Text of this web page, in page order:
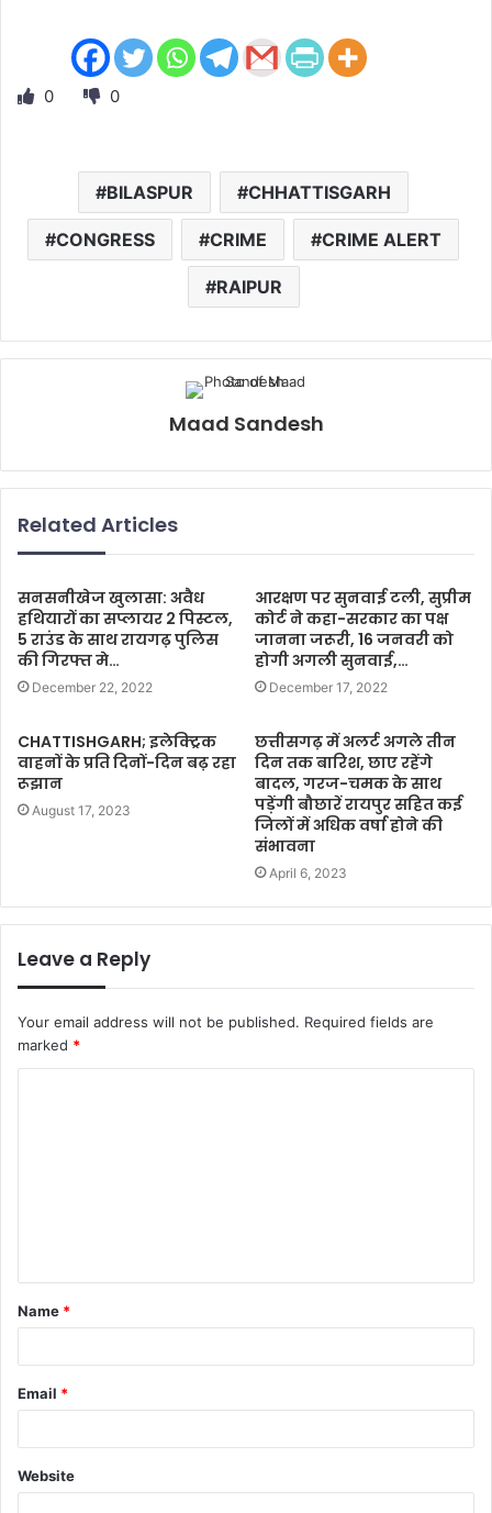
0 0
BILASPUR CHHATTISGARH
CONGRESS CRIME CRIME ALERT
RAIPUR
Maad Sandesh
Related Articles
सनसनीखेज खुलासा: अवैध
हथियारों का सप्लायर 2 पिस्टल,
5 राउंड के साथ रायगढ़ पुलिस
की गिरफ्त मे…
December 22, 2022
आरक्षण पर सुनवाई टली, सुप्रीम
कोर्ट ने कहा-सरकार का पक्ष
जानना जरूरी, 16 जनवरी को
होगी अगली सुनवाई,…
December 17, 2022
CHATTISHGARH; इलेक्ट्रिक
वाहनों के प्रति दिनों-दिन बढ़ रहा
रूझान
August 17, 2023
छत्तीसगढ़ में अलर्ट अगले तीन
दिन तक बारिश, छाए रहेंगे
बादल, गरज-चमक के साथ
पड़ेंगी बौछारें रायपुर सहित कई
जिलों में अधिक वर्षा होने की
संभावना
April 6, 2023
Leave a Reply
Your email address will not be published. Required fields are
marked *
t
*
Name *
Email *
Website